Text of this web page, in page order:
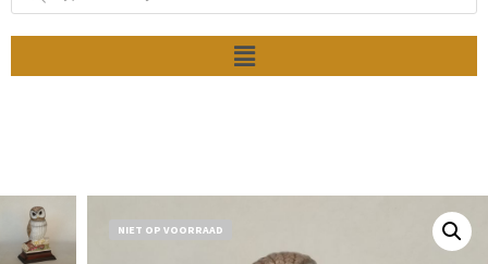
NIET OP VOORRAAD